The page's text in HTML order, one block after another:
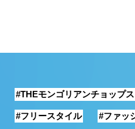
バファ
ズのキ
ャップ
#THEモンゴリアンチョップス
#フリースタイル #ファッ